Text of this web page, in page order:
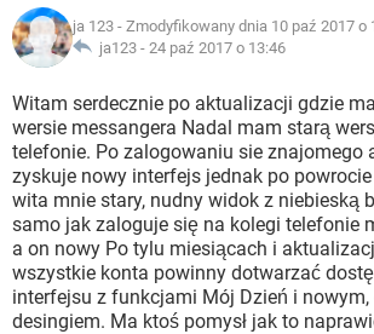
WINDOWS 10
INSTAGRAM FACEBOOK
WINDOWS 10
GRY
IOS
INSTAGRAM FACEBOOK
WINDOWS 10
COVID-19 TIKTOK
GRY
SPOTIFY NETFLIX
INSTAGRAM FACEBOOK
WINDOWS 10
ARTYKUŁY
COVID-19 TIKTOK
GRY WHATSAPP
SPOTIFY NETFLIX
INSTAGRAM FACEBOOK
WINDOWS 10
ja 123 - Zmodyfikowany dnia 10 paź 2017 o
ja123 - 24 paź 2017 o 13:46
Witam serdecznie po aktualizacji gdzie
wersie messangera Nadal mam starą
telefonie. Po zalogowaniu sie znajomego
zyskuje nowy interfejs jednak po
wita mnie stary, nudny widok z niebieską
samo jak zaloguje się na kolegi telefonie
a on nowy Po tylu miesiącach i
wszystkie konta powinny dotwarzać
interfejsu z funkcjami Mój Dzień i nowym,
desingiem. Ma ktoś pomysł jak to